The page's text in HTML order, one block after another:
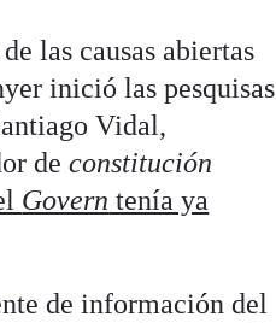
las causas abiertas
inició las pesquisas
Vidal,
deconstitución
Govern tenía ya
de información del